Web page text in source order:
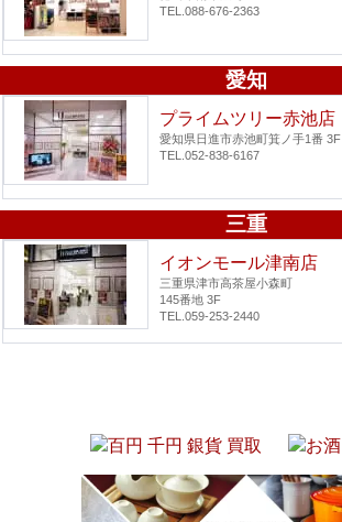
TEL.088-676-2363
愛知
プライムツリー赤池店
愛知県日進市赤池町箕ノ手1番 3F
TEL.052-838-6167
三重
イオンモール津南店
三重県津市高茶屋小森町
145番地 3F
TEL.059-253-2440